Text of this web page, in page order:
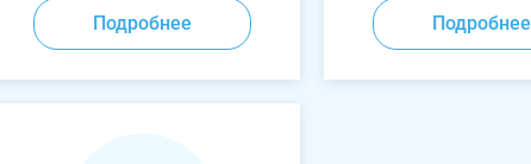
Подробнее Подробнее